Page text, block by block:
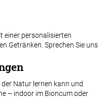
einer personalisierten
Getränken. Sprechen Sie uns
Natur lernen kann und
– indoor im Bioncum oder